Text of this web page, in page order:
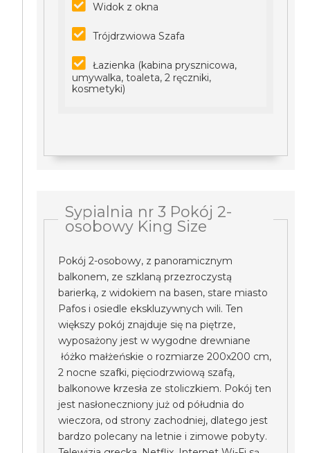
Widok z okna
Trójdrzwiowa Szafa
Łazienka (kabina prysznicowa,
umywalka, toaleta, 2 ręczniki,
kosmetyki)
Sypialnia nr 3 Pokój 2-
osobowy King Size
Pokój 2-osobowy, z panoramicznym
balkonem, ze szklaną przezroczystą
barierką, z widokiem na basen, stare miasto
Pafos i osiedle ekskluzywnych wili. Ten
większy pokój znajduje się na piętrze,
wyposażony jest w wygodne drewniane
łóżko małżeńskie o rozmiarze 200x200 cm,
2 nocne szafki, pięciodrzwiową szafą,
balkonowe krzesła ze stoliczkiem. Pokój ten
jest nasłoneczniony już od półudnia do
wieczora, od strony zachodniej, dlatego jest
bardzo polecany na letnie i zimowe pobyty.